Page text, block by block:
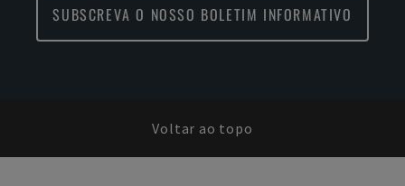
SUBSCREVA O NOSSO BOLETIM INFORMATIVO
Voltar ao topo